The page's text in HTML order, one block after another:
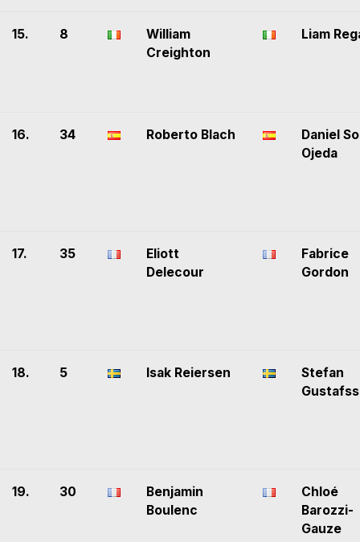
15. 8
William
Creighton
Liam
16. 34 Roberto Blach
Daniel
Ojeda
17. 35
Eliott
Delecour
Fabrice
Gordon
18. 5 Isak Reiersen
Stefan
19. 30
Benjamin
Boulenc
Chloé
Barozzi-
Gauze